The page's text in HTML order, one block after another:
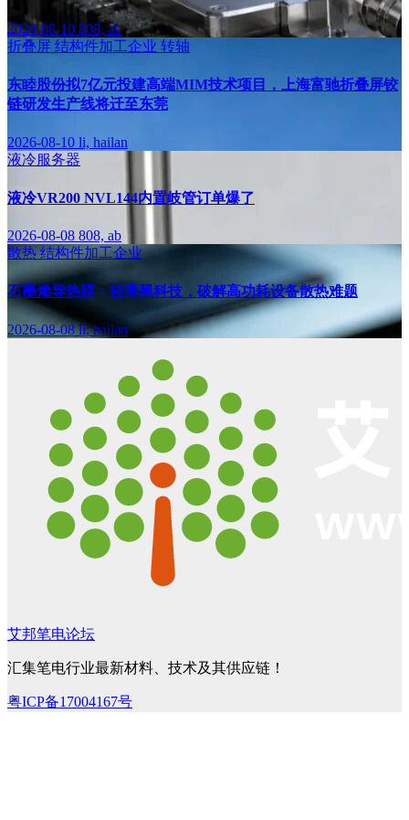
2026-08-10 808, ab
折叠屏 结构件加工企业 转轴
东睦股份拟7亿元投建高端MIM技术项目，上海富驰折叠屏铰
链研发生产线将迁至东莞
2026-08-10 li, hailan
液冷服务器
液冷VR200 NVL144内置岐管订单爆了
2026-08-08 808, ab
散热 结构件加工企业
石墨烯导热膜：轻薄黑科技，破解高功耗设备散热难题
2026-08-08li, hailan
艾邦笔电论坛
汇集笔电行业最新材料、技术及其供应链！
粤ICP备17004167号